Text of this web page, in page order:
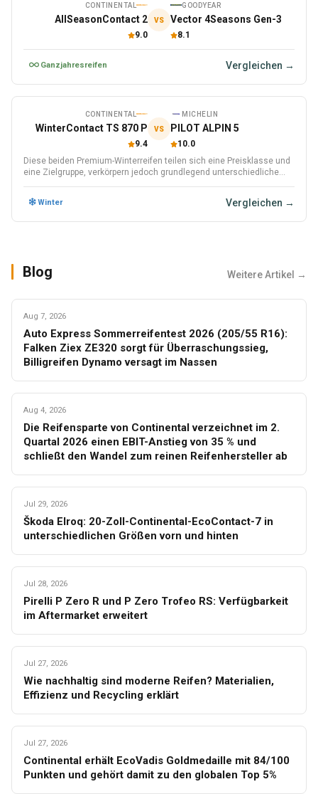
CONTINENTAL
AllSeasonContact 2
9.0
VS
GOODYEAR
Vector 4Seasons Gen-3
8.1
Ganzjahresreifen Vergleichen →
CONTINENTAL
WinterContact TS 870 P
9.4
VS
MICHELIN
PILOT ALPIN 5
10.0
Diese beiden Premium-Winterreifen teilen sich eine Preisklasse und
eine Zielgruppe, verkörpern jedoch grundlegend unterschiedliche
Winter Vergleichen →
Blog Weitere Artikel →
SOMMER
Aug 7, 2026
Auto Express Sommerreifentest 2026 (205/55 R16):
Falken Ziex ZE320 sorgt für Überraschungssieg,
Billigreifen Dynamo versagt im Nassen
WINTER
Aug 4, 2026
Die Reifensparte von Continental verzeichnet im 2.
Quartal 2026 einen EBIT-Anstieg von 35 % und
schließt den Wandel zum reinen Reifenhersteller ab
WINTER
Jul 29, 2026
Škoda Elroq: 20-Zoll-Continental-EcoContact-7 in
unterschiedlichen Größen vorn und hinten
WINTER
Jul 28, 2026
Pirelli P Zero R und P Zero Trofeo RS: Verfügbarkeit
im Aftermarket erweitert
WINTER
Jul 27, 2026
Wie nachhaltig sind moderne Reifen? Materialien,
Effizienz und Recycling erklärt
WINTER
Jul 27, 2026
Continental erhält EcoVadis Goldmedaille mit 84/100
Punkten und gehört damit zu den globalen Top 5%